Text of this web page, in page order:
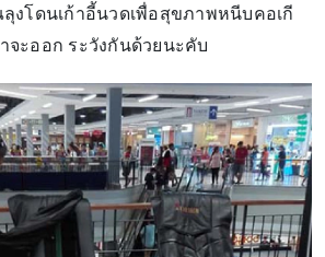
งโดนเก้าอี้นวดเพื่อสุขภาพหนีบคอเกี
จะออก ระวังกันด้วยนะคับ